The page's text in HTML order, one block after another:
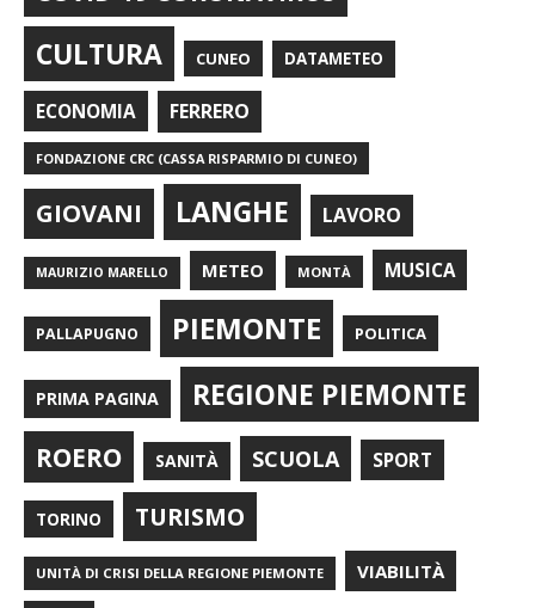
CULTURA CUNEO DATAMETEO
ECONOMIA FERRERO
FONDAZIONE CRC (CASSA RISPARMIO DI CUNEO)
GIOVANI LANGHE LAVORO
MAURIZIO MARELLO METEO MONTÀ MUSICA
PALLAPUGNO PIEMONTE POLITICA
PRIMA PAGINA REGIONE PIEMONTE
ROERO SANITÀ SCUOLA SPORT
TORINO TURISMO
UNITÀ DI CRISI DELLA REGIONE PIEMONTE VIABILITÀ